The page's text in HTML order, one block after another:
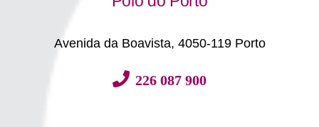
Avenida da Boavista, 4050-119 Porto
226 087 900